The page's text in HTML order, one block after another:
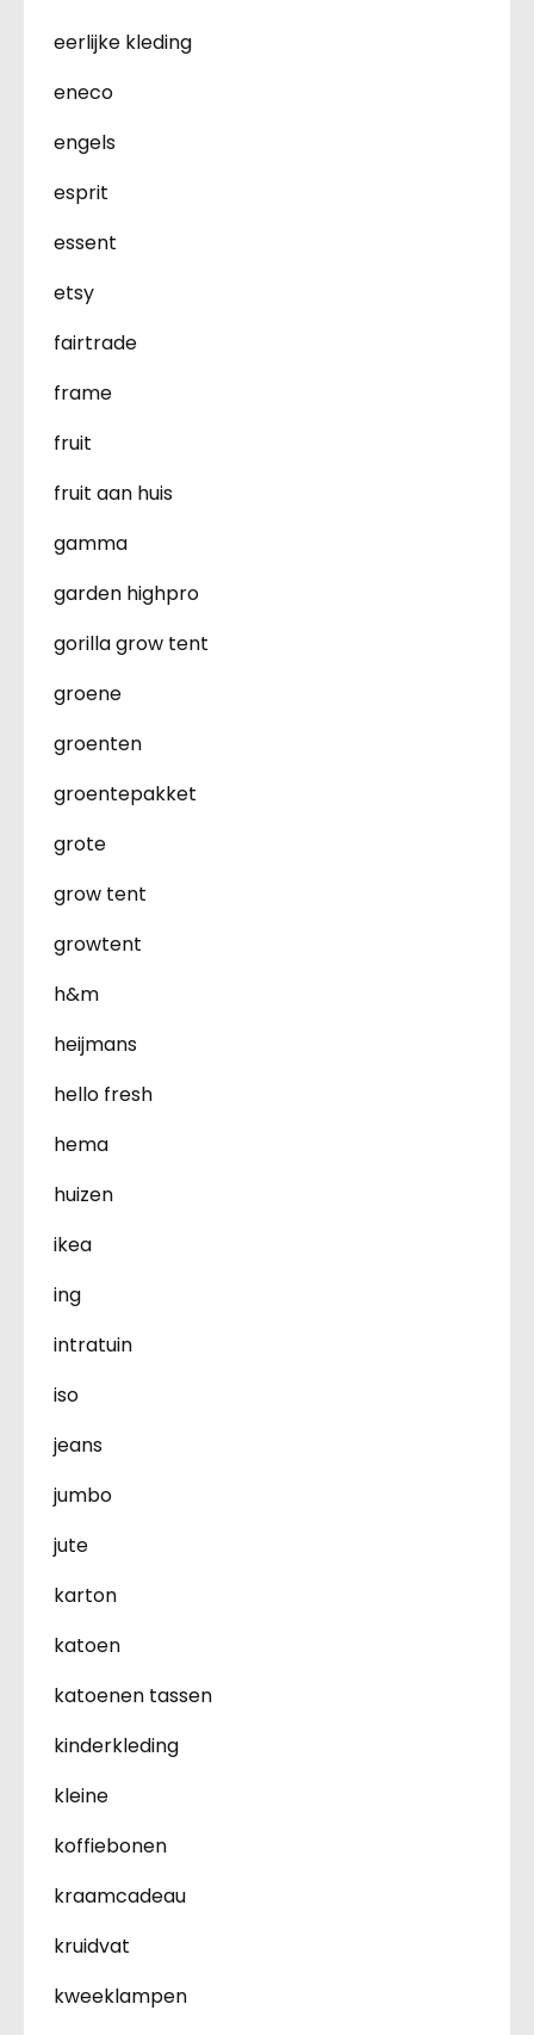
eerlijke kleding
eneco
engels
esprit
essent
etsy
fairtrade
frame
fruit
fruit aan huis
gamma
garden highpro
gorilla grow tent
groene
groenten
groentepakket
grote
grow tent
growtent
h&m
heijmans
hello fresh
hema
huizen
ikea
ing
intratuin
iso
jeans
jumbo
jute
karton
katoen
katoenen tassen
kinderkleding
kleine
koffiebonen
kraamcadeau
kruidvat
kweeklampen